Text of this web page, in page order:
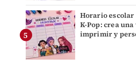
Horario escolar
K-Pop: crea
imprimir y